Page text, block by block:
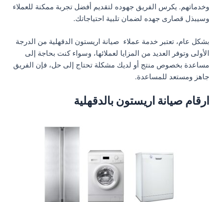
وخدماتهم. يكرس الفريق جهوده لتقديم أفضل تجربة ممكنة للعملاء
وسيبذل قصارى جهده لضمان تلبية احتياجاتك.
بشكل عام، تعتبر خدمة عملاء صيانة اريستون الدقهلية من الدرجة
الأولى وتوفر العديد من المزايا لعملائها، وسواء كنت بحاجة إلى
مساعدة بخصوص منتج أو لديك مشكلة تحتاج إلى حل، فإن الفريق
جاهز ومستعد للمساعدة.
ارقام صيانة اريستون بالدقهلية